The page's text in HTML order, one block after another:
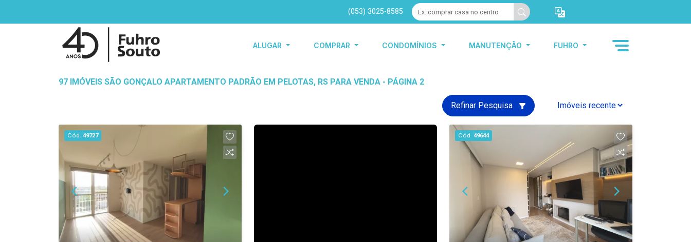
(053) 3025-8585
ALUGAR COMPRAR CONDOMÍNIOS MANUTENÇÃO FUHRO
97 IMÓVEIS SÃO GONÇALO APARTAMENTO PADRÃO EM PELOTAS, RS PARA VENDA - PÁGINA 2
Refinar Pesquisa
Cód. 49727 Cód. 49644